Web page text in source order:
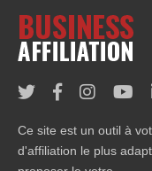
Ce site est un outil à
d'affiliation le plus